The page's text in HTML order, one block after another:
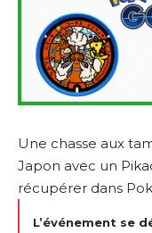
Une chasse aux
Japon avec un
récupérer dans
L’événement se